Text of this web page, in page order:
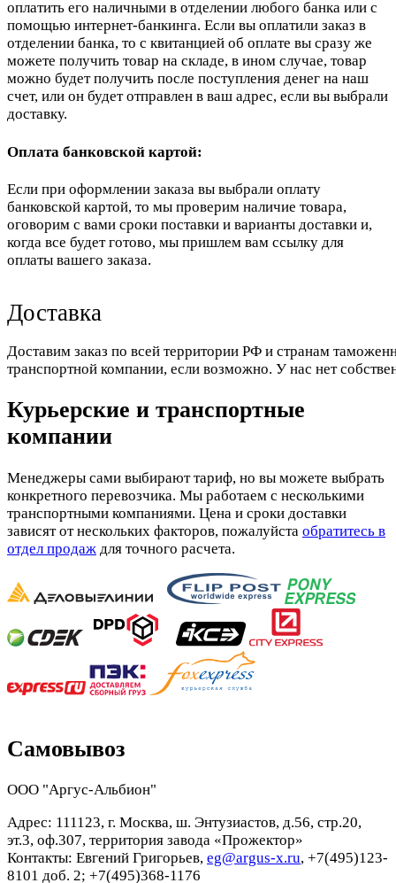
оплатить его наличными в отделении любого банка или с
помощью интернет-банкинга. Если вы оплатили заказ в
отделении банка, то с квитанцией об оплате вы сразу же
можете получить товар на складе, в ином случае, товар
можно будет получить после поступления денег на наш
счет, или он будет отправлен в ваш адрес, если вы выбрали
доставку.
Оплата банковской картой:
Если при оформлении заказа вы выбрали оплату
банковской картой, то мы проверим наличие товара,
оговорим с вами сроки поставки и варианты доставки и,
когда все будет готово, мы пришлем вам ссылку для
оплаты вашего заказа.
Доставка
Доставим заказ по всей территории РФ и странам
транспортной компании, если возможно. У нас нет
Курьерские и транспортные
компании
Менеджеры сами выбирают тариф, но вы можете выбрать
конкретного перевозчика. Мы работаем с несколькими
транспортными компаниями. Цена и сроки доставки
зависят от нескольких факторов, пожалуйста обратитесь в
отдел продаж для точного расчета.
Самовывоз
ООО "Аргус-Альбион"
Адрес: 111123, г. Москва, ш. Энтузиастов, д.56, стр.20,
эт.3, оф.307, территория завода «Прожектор»
Контакты: Евгений Григорьев, eg@argus-x.ru, +7(495)123-
8101 доб. 2; +7(495)368-1176